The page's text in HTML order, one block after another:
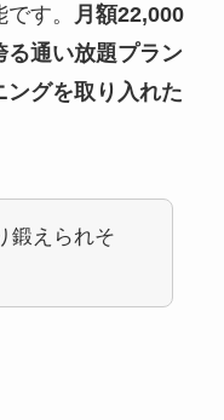
す。
月額22,000
る通い放題プラン
ングを取り入れた
鍛えられそ